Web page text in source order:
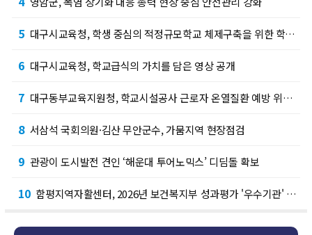
5 대구시교육청, 학생 중심의 적정규모학교 체제구축을 위한 학교 통합 추진
6 대구시교육청, 학교급식의 가치를 담은 영상 공개
7 대구동부교육지원청, 학교시설공사 근로자 온열질환 예방 위한 ‘학교 내 안심-쿨(Cool) …
8 서삼석 국회의원·김산 무안군수, 가뭄지역 현장점검
9 관광이 도시발전 견인 ‘해운대 투어노믹스’ 디딤돌 확보
10 함평지역자활센터, 2026년 보건복지부 성과평가 '우수기관' 선정